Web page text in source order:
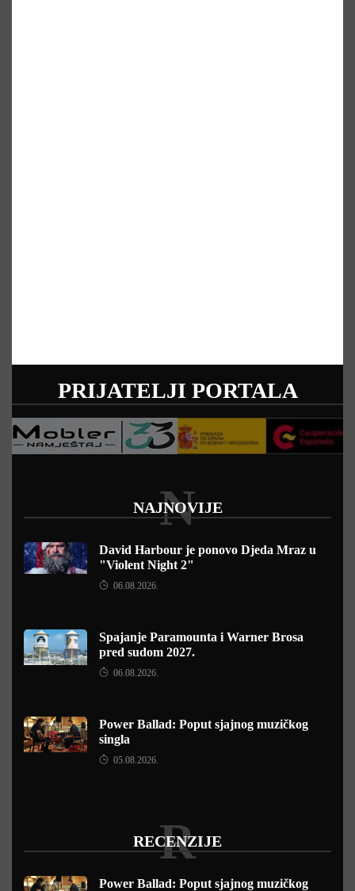
PRIJATELJI PORTALA
NAJNOVIJE
N
David Harbour je ponovo Djeda Mraz u
"Violent Night 2"
06.08.2026.
Spajanje Paramounta i Warner Brosa
pred sudom 2027.
06.08.2026.
Power Ballad: Poput sjajnog muzičkog
singla
05.08.2026.
RECENZIJE
R
Power Ballad: Poput sjajnog muzičkog